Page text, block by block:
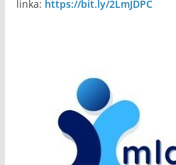
linka: https://bit.ly/2LmJDPC